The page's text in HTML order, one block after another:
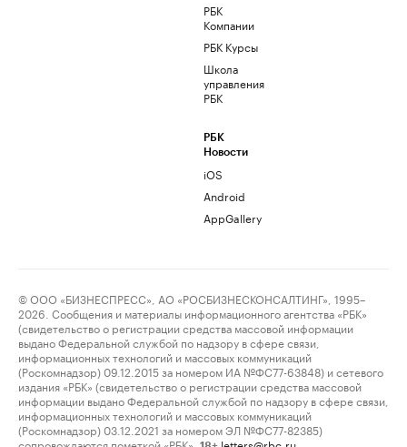
РБК
Компании
РБК Курсы
Школа
управления
РБК
РБК
Новости
iOS
Android
AppGallery
© ООО «БИЗНЕСПРЕСС», АО «РОСБИЗНЕСКОНСАЛТИНГ», 1995–
2026. Сообщения и материалы информационного агентства «РБК»
(свидетельство о регистрации средства массовой информации
выдано Федеральной службой по надзору в сфере связи,
информационных технологий и массовых коммуникаций
(Роскомнадзор) 09.12.2015 за номером ИА №ФС77-63848) и сетевого
издания «РБК» (свидетельство о регистрации средства массовой
информации выдано Федеральной службой по надзору в сфере связи,
информационных технологий и массовых коммуникаций
(Роскомнадзор) 03.12.2021 за номером ЭЛ №ФС77-82385)